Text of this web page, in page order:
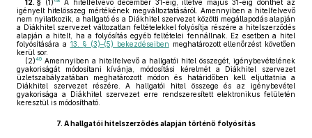
12. § (1)
A hitelfelvevő december 31-éig, illetve május 31-éig dönthet az
igényelt hitelösszeg mértékének megváltoztatásáról. Amennyiben a hitelfelvevő
nem nyilatkozik, a hallgató és a Diákhitel szervezet közötti megállapodás alapján
a Diákhitel szervezet változatlan feltételekkel folyósítja részére a hitelszerződés
alapján a hitelt, ha a folyósítás egyéb feltételei fennállnak. Ez esetben a hitel
folyósítására a 13. § (3)–(5) bekezdéseiben meghatározott ellenőrzést követően
kerül sor.
(2)49 Amennyiben a hitelfelvevő a hallgatói hitel összegét, igénybevételének
gyakoriságát módosítani kívánja, módosítási kérelmét a Diákhitel szervezet
üzletszabályzatában meghatározott módon és határidőben kell eljuttatnia a
Diákhitel szervezet részére. A hallgatói hitel összege és az igénybevétel
gyakorisága a Diákhitel szervezet erre rendszeresített elektronikus felületén
keresztül is módosítható.
7. A hallgatói hitelszerződés alapján történő folyósítás